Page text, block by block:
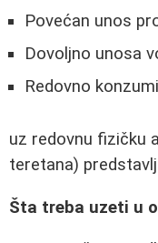
Povećan unos
Dovoljno unosa
Redovno
uz redovnu fizičku
teretana)
Šta treba uzeti u